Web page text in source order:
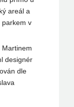
areál a
parkem v
Martinem
designér
dle